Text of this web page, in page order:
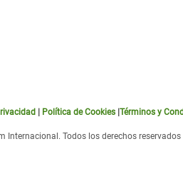
Política de Cookies Términos y
Internacional. Todos los derechos reservados